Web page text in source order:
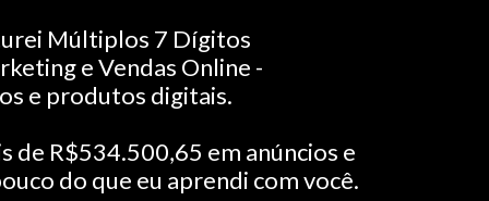
Múltiplos 7 Dígitos
e Vendas Online -
e produtos digitais.
de R$534.500,65 em anúncios e
do que eu aprendi com você.